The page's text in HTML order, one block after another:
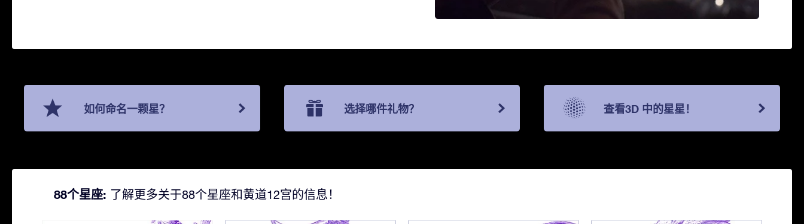
如何命名一颗星？ 选择哪件礼物？ 查看3D 中的星星！
88个星座: 了解更多关于88个星座和黄道12宫的信息！